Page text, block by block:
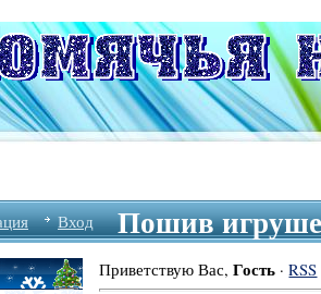
Вход Пошив
Приветствую Вас,Гость ·RSS